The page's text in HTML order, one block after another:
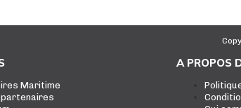
Maritime
partenaires
A PROPOS